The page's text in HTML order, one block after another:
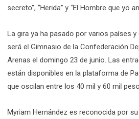
secreto”, “Herida” y “El Hombre que yo
La gira ya ha pasado por varios países
será el Gimnasio de la Confederación
Arenas el domingo 23 de junio. Las
están disponibles en la plataforma de
que oscilan entre los 40 mil y 60 mil
Myriam Hernández es reconocida por